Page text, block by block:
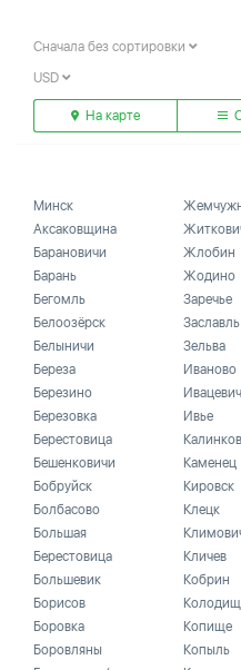
Сначала без сортировки
USD
На карте
Минск
Аксаковщина
Барановичи
Барань
Бегомль
Белоозёрск
Белыничи
Береза
Березино
Березовка
Берестовица
Бешенковичи
Бобруйск
Болбасово
Большая
Берестовица
Большевик
Борисов
Боровка
Боровляны
Жлобин
Жодино
Заречье
Заславль
Зельва
Иваново
Ивье
Каменец
Кировск
Клецк
Кличев
Кобрин
Копище
Копыль